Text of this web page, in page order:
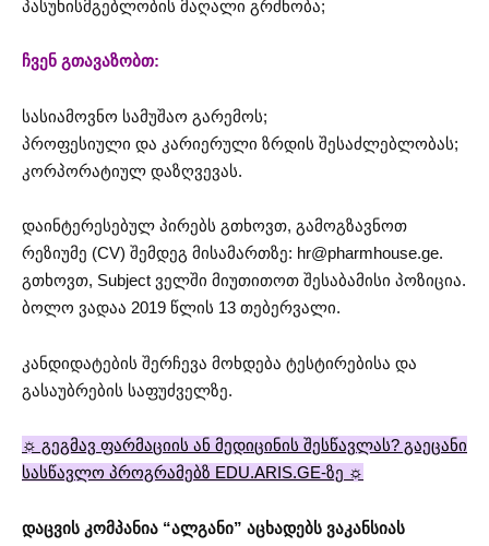
პასუხისმგებლობის მაღალი გრძნობა;
ჩვენ გთავაზობთ:
სასიამოვნო სამუშაო გარემოს;
პროფესიული და კარიერული ზრდის შესაძლებლობას;
კორპორატიულ დაზღვევას.
დაინტერესებულ პირებს გთხოვთ, გამოგზავნოთ
რეზიუმე (CV) შემდეგ მისამართზე: hr@pharmhouse.ge.
გთხოვთ, Subject ველში მიუთითოთ შესაბამისი პოზიცია.
ბოლო ვადაა 2019 წლის 13 თებერვალი.
კანდიდატების შერჩევა მოხდება ტესტირებისა და
გასაუბრების საფუძველზე.
☼ გეგმავ ფარმაციის ან მედიცინის შესწავლას? გაეცანი
სასწავლო პროგრამებზ EDU.ARIS.GE-ზე ☼
დაცვის კომპანია “ალგანი” აცხადებს ვაკანსიას